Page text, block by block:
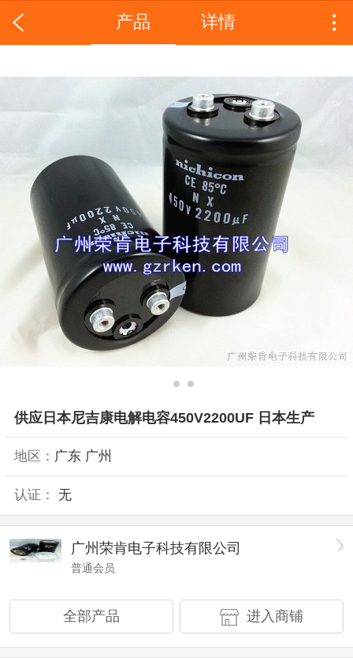
产品 详情
供应日本尼吉康电解电容450V2200UF 日本生产
地区： 广东 广州
认证： 无
广州荣肯电子科技有限公司
普通会员
全部产品 进入商铺